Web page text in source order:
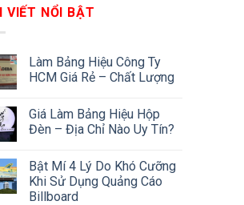
VIẾT NỔI BẬT
Làm Bảng Hiệu Công Ty
HCM Giá Rẻ – Chất Lượng
Giá Làm Bảng Hiệu Hộp
Đèn – Địa Chỉ Nào Uy Tín?
Bật Mí 4 Lý Do Khó Cưỡng
Khi Sử Dụng Quảng Cáo
Billboard